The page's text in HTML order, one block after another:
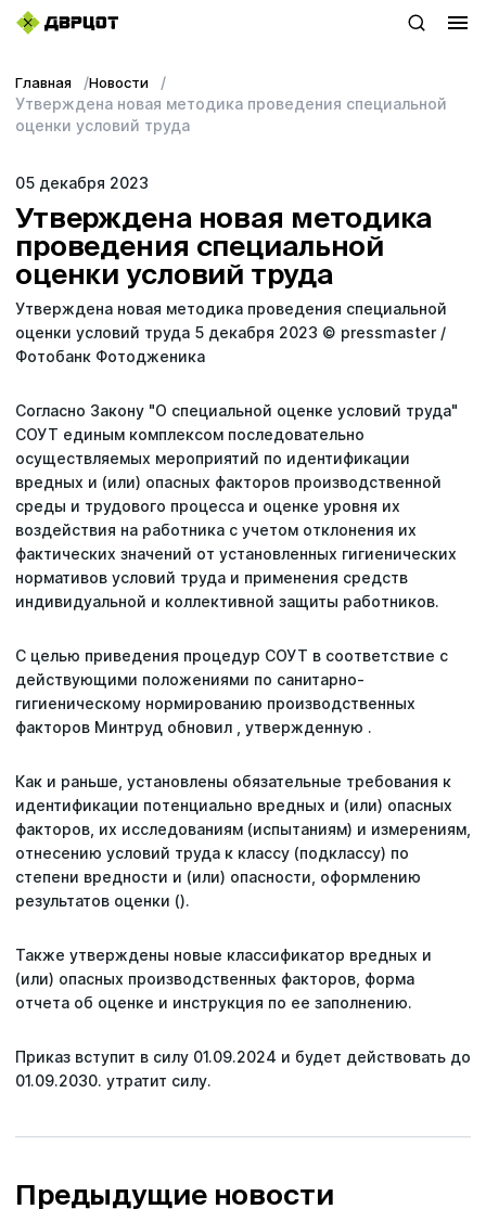
+7 (423) 22–44–333
Услуги
О компании
Топ-проекты
Новости
Статьи
Репутация
Главная Новости
Утверждена новая методика проведения специальной
оценки условий труда
05 декабря 2023
Утверждена новая методика
проведения специальной
оценки условий труда
Утверждена новая методика проведения специальной
оценки условий труда 5 декабря 2023 © pressmaster /
Фотобанк Фотодженика
Согласно Закону "О специальной оценке условий труда"
СОУТ единым комплексом последовательно
осуществляемых мероприятий по идентификации
вредных и (или) опасных факторов производственной
среды и трудового процесса и оценке уровня их
воздействия на работника с учетом отклонения их
фактических значений от установленных гигиенических
нормативов условий труда и применения средств
индивидуальной и коллективной защиты работников.
С целью приведения процедур СОУТ в соответствие с
действующими положениями по санитарно-
гигиеническому нормированию производственных
факторов Минтруд обновил , утвержденную .
Как и раньше, установлены обязательные требования к
идентификации потенциально вредных и (или) опасных
факторов, их исследованиям (испытаниям) и измерениям,
отнесению условий труда к классу (подклассу) по
степени вредности и (или) опасности, оформлению
результатов оценки ().
Также утверждены новые классификатор вредных и
(или) опасных производственных факторов, форма
отчета об оценке и инструкция по ее заполнению.
Приказ вступит в силу 01.09.2024 и будет действовать до
01.09.2030. утратит силу.
Предыдущие новости